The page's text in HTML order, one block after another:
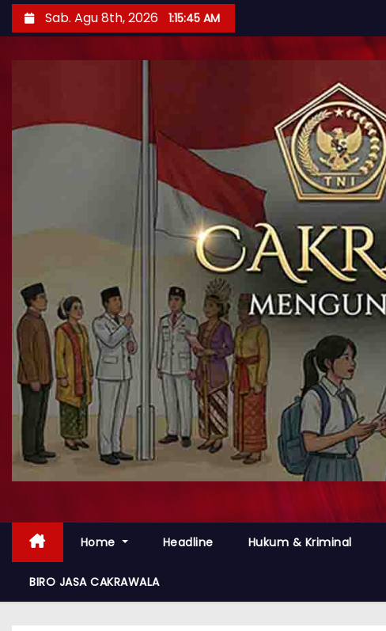
Sab. Agu 8th, 2026 1:15:46 AM
Home Headline Hukum & Kriminal
BIRO JASA CAKRAWALA